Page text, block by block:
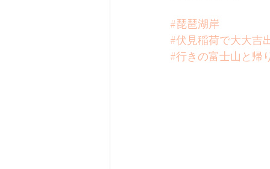
#琵琶湖岸
#伏見稲荷で大大吉
#行きの富士山と帰